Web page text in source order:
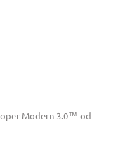
Modern 3.0™ od